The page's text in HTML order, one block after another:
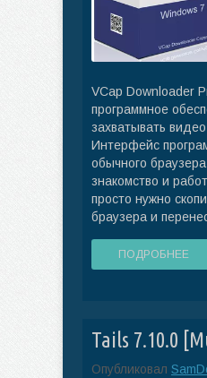
VCap Downloader
программное
захватывать
Интерфейс
обычного
знакомство и
просто нужно
браузера и
ПОДРОБНЕЕ
Tails 7.10.0
Опубликовал